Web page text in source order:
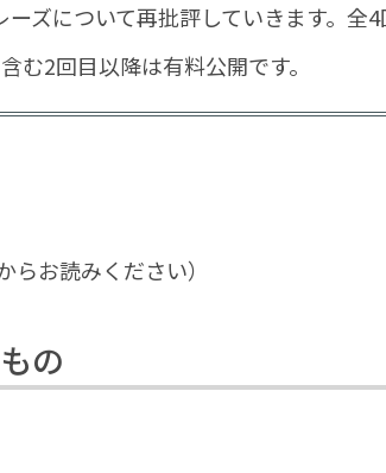
ズについて再批評していきます。全
む2回目以降は有料公開です。
らお読みください）
の